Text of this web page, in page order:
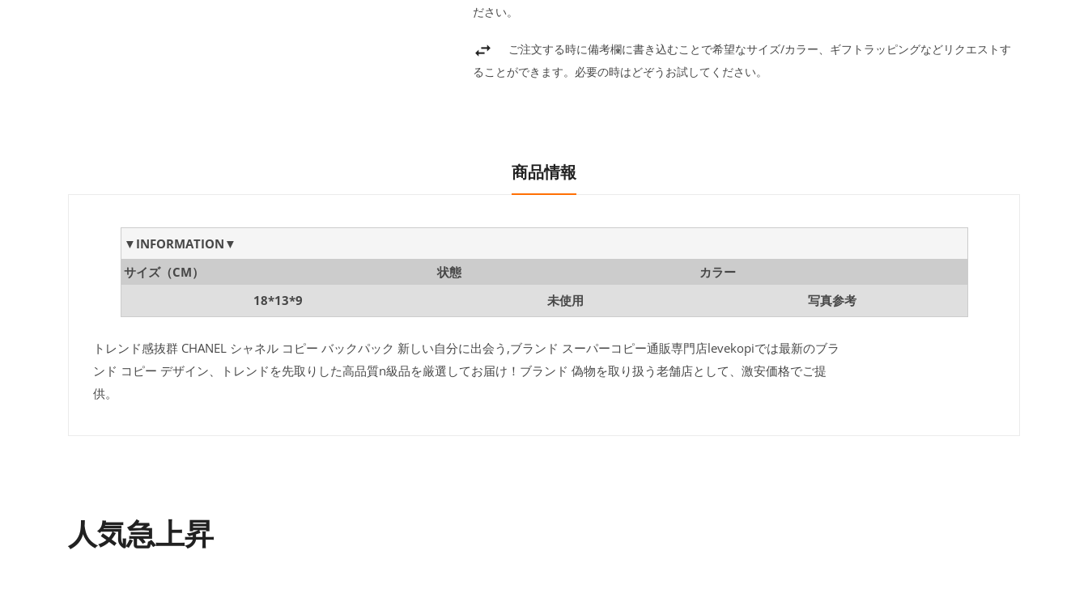
ださい。
ご注文する時に備考欄に書き込むことで希望なサイズ/カラー、ギフトラッピングなどリクエストす
ることができます。必要の時はどぞうお試してください。
商品情報
▼INFORMATION▼
サイズ（CM）
状態
カラー
18*13*9
未使用 写真参考
トレンド感抜群 CHANEL シャネル コピー バックパック 新しい自分に出会う,ブランド スーパーコピー通販専門店levekopiでは最新のブラ
ンド コピー デザイン、トレンドを先取りした高品質n級品を厳選してお届け！ブランド 偽物を取り扱う老舗店として、激安価格でご提
供。
人気急上昇